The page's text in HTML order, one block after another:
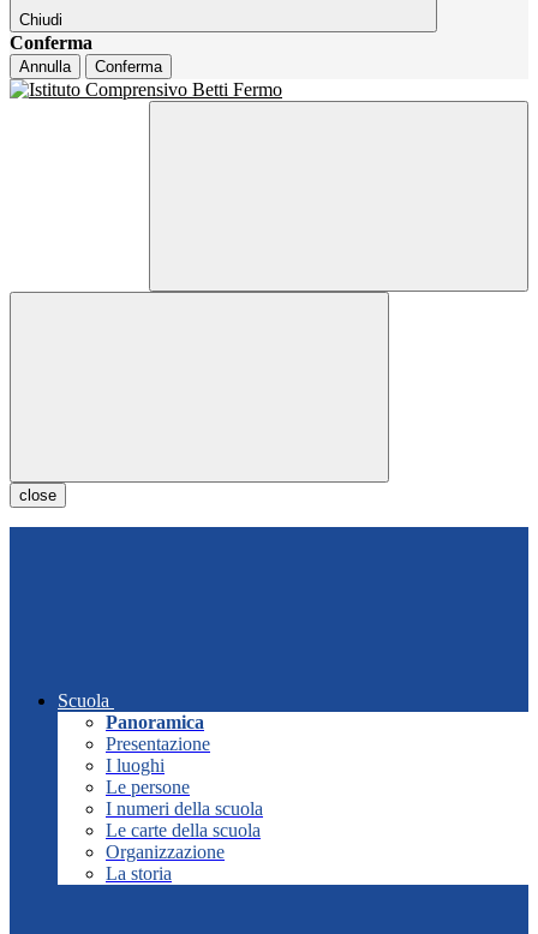
Chiudi
Conferma
Annulla Conferma
close
Scuola
Panoramica
Presentazione
I luoghi
Le persone
I numeri della scuola
Le carte della scuola
Organizzazione
La storia